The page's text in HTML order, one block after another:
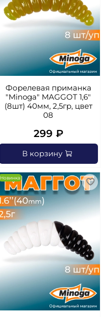
Форелевая приманка
"Minoga" MAGGOT 1,6"
(8шт) 40мм, 2,5гр, цвет
08
299 ₽
В корзину
Новинка